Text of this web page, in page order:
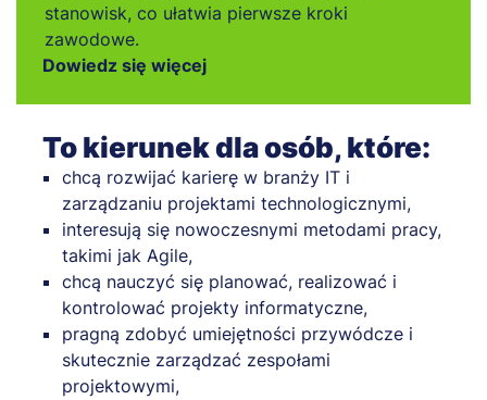
stanowisk, co ułatwia pierwsze kroki
zawodowe.
Dowiedz się więcej
To kierunek dla osób, które:
chcą rozwijać karierę w branży IT i
zarządzaniu projektami technologicznymi,
interesują się nowoczesnymi metodami pracy,
takimi jak Agile,
chcą nauczyć się planować, realizować i
kontrolować projekty informatyczne,
pragną zdobyć umiejętności przywódcze i
skutecznie zarządzać zespołami
projektowymi,